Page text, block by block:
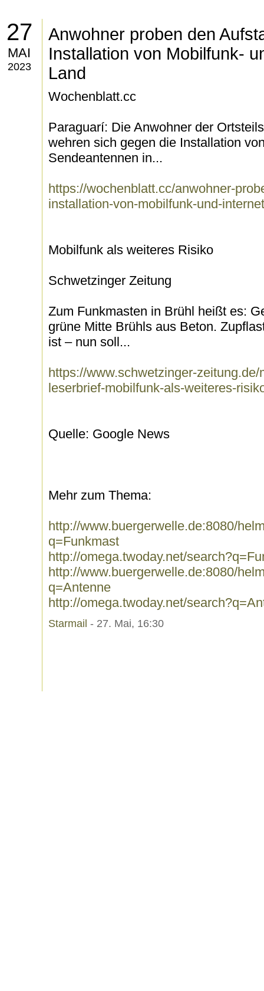
27
MAI
2023
Anwohner proben den
Installation von Mobilfunk-
Land
Wochenblatt.cc
Paraguarí: Die Anwohner der
wehren sich gegen die Installation
Sendeantennen in...
https://wochenblatt.cc/anwohner-
installation-von-mobilfunk-und-
Mobilfunk als weiteres Risiko
Schwetzinger Zeitung
Zum Funkmasten in Brühl heißt es:
grüne Mitte Brühls aus Beton.
ist – nun soll...
https://www.schwetzinger-
leserbrief-mobilfunk-als-weiteres-
Quelle: Google News
Mehr zum Thema:
http://www.buergerwelle.de:8080/
q=Funkmast
http://omega.twoday.net/
http://www.buergerwelle.de:8080/
q=Antenne
http://omega.twoday.net/
Starmail - 27. Mai, 16:30